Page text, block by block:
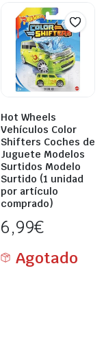
Hot Wheels
Vehículos Color
Shifters Coches de
Juguete Modelos
Surtidos Modelo
Surtido (1 unidad
por artículo
comprado)
6,99€
Agotado